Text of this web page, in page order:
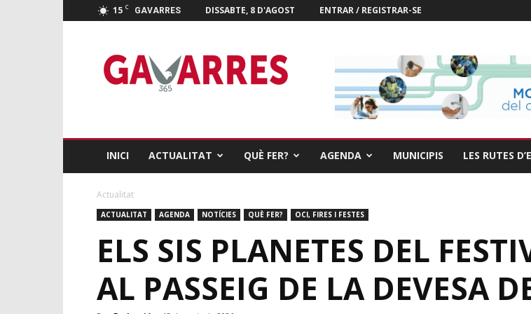
15 C GAVARRES DISSABTE, 8 D'AGOST ENTRAR / REGISTRAR-SE
365
INICI ACTUALITAT QUÈ FER? AGENDA MUNICIPIS LES RUTES
Actualitat
ACTUALITAT AGENDA NOTÍCIES QUÈ FER? OCI, FIRES I FESTES
ELS SIS PLANETES DEL
AL PASSEIG DE LA DEVESA